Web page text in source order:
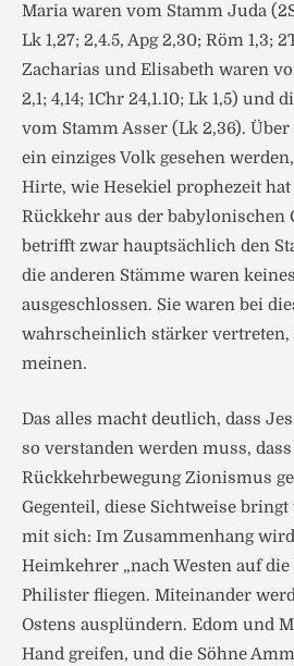
Maria waren vom Stamm Juda
Lk 1,27; 2,4.5, Apg 2,30; Röm 1,3;
Zacharias und Elisabeth waren
2,1; 4,14; 1Chr 24,1.10; Lk 1,5)
vom Stamm Asser (Lk 2,36).
ein einziges Volk gesehen
Hirte, wie Hesekiel prophezeit hat
Rückkehr aus der babylonischen
betrifft zwar hauptsächlich den
die anderen Stämme waren
ausgeschlossen. Sie waren bei
wahrscheinlich stärker vertreten,
meinen.
Das alles macht deutlich, dass Jes
so verstanden werden muss,
Rückkehrbewegung Zionismus
Gegenteil, diese Sichtweise
mit sich: Im Zusammenhang wird
Heimkehrer „nach Westen auf
Philister fliegen. Miteinander
Ostens ausplündern. Edom und
Hand greifen, und die Söhne